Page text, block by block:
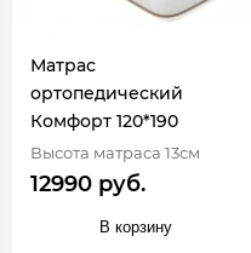
Матрас
ортопедический
Комфорт 120*190
Высота матраса 13см
12990 руб.
В корзину